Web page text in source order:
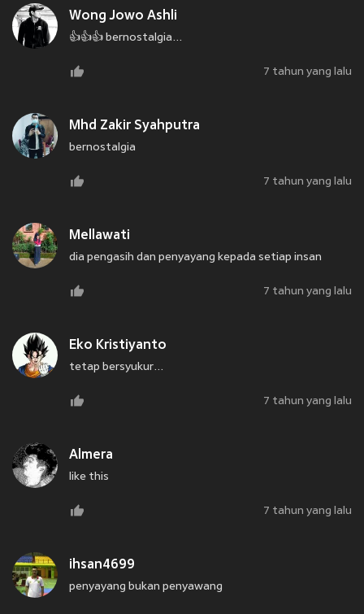
Wong Jowo Ashli
👍👍👍 bernostalgia...
7 tahun yang lalu
Mhd Zakir Syahputra
bernostalgia
7 tahun yang lalu
Mellawati
dia pengasih dan penyayang kepada setiap insan
7 tahun yang lalu
Eko Kristiyanto
tetap bersyukur...
7 tahun yang lalu
Almera
like this
7 tahun yang lalu
ihsan4699
penyayang bukan penyawang